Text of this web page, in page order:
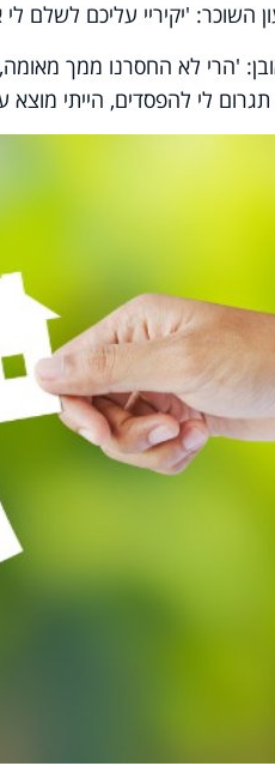
השוכר: 'יקיריי עליכם לשלם
'הרי לא החסרנו ממך
לי להפסדים, הייתי